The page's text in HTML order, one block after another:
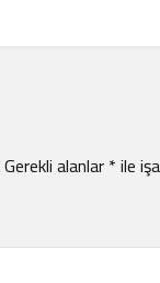
Gerekli alanlar*ile